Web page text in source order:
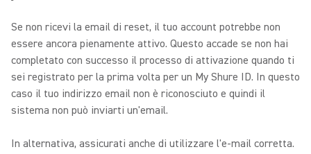
Se non ricevi la email di reset, il tuo account potrebbe non
essere ancora pienamente attivo. Questo accade se non hai
completato con successo il processo di attivazione quando ti
sei registrato per la prima volta per un My Shure ID. In questo
caso il tuo indirizzo email non è riconosciuto e quindi il
sistema non può inviarti un'email.
In alternativa, assicurati anche di utilizzare l'e-mail corretta.